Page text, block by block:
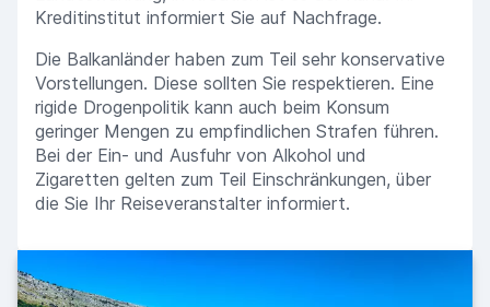
Kreditinstitut informiert Sie auf Nachfrage.
Die Balkanländer haben zum Teil sehr konservative
Vorstellungen. Diese sollten Sie respektieren. Eine
rigide Drogenpolitik kann auch beim Konsum
geringer Mengen zu empfindlichen Strafen führen.
Bei der Ein- und Ausfuhr von Alkohol und
Zigaretten gelten zum Teil Einschränkungen, über
die Sie Ihr Reiseveranstalter informiert.